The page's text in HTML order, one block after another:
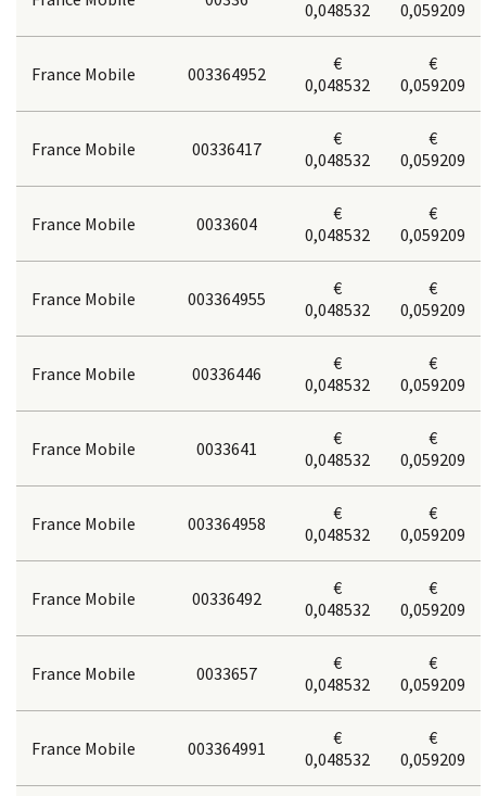
0,048532
0,059209
France Mobile 003364952
€
0,048532
€
0,059209
France Mobile 00336417
€
0,048532
€
0,059209
France Mobile 0033604
€
0,048532
€
0,059209
France Mobile 003364955
€
0,048532
€
0,059209
France Mobile 00336446
€
0,048532
€
0,059209
France Mobile 0033641
€
0,048532
€
0,059209
France Mobile 003364958
€
0,048532
€
0,059209
France Mobile 00336492
€
0,048532
€
0,059209
France Mobile 0033657
€
0,048532
€
0,059209
France Mobile 003364991
€
0,048532
€
0,059209